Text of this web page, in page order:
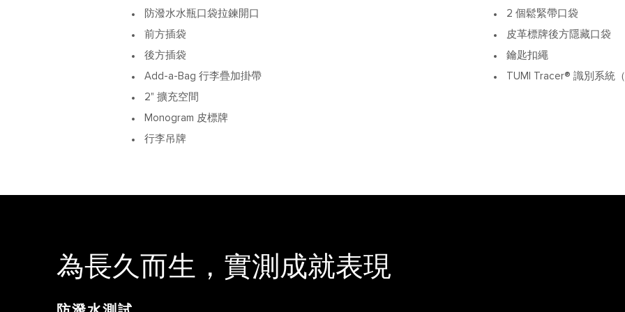
防潑水水瓶口袋拉鍊開口
前方插袋
後方插袋
Add-a-Bag 行李疊加掛帶
2" 擴充空間
Monogram 皮標牌
行李吊牌
2 個鬆緊帶口袋
皮革標牌後方隱藏口袋
鑰匙扣繩
TUMI Tracer® 識別系統
為長久而生， 實測成就表現